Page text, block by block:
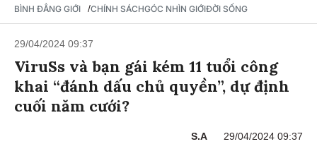
BÌNH ĐẲNG GIỚI /CHÍNH SÁCHGÓC NHÌN GIỚIĐỜI SỐNG
29/04/2024 09:37
ViruSs và bạn gái kém 11 tuổi công
khai “đánh dấu chủ quyền”, dự định
cuối năm cưới?
S.A 29/04/2024 09:37